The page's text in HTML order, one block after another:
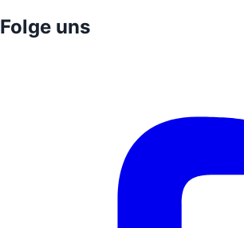
Folge uns